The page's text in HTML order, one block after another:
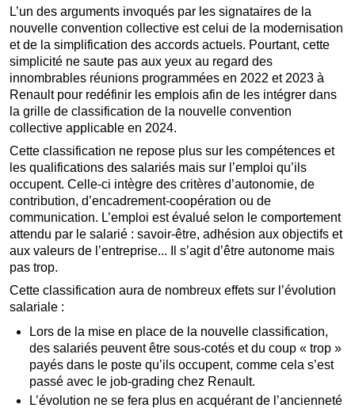
L’un des arguments invoqués par les signataires de la
nouvelle convention collective est celui de la modernisation
et de la simplification des accords actuels. Pourtant, cette
simplicité ne saute pas aux yeux au regard des
innombrables réunions programmées en 2022 et 2023 à
Renault pour redéfinir les emplois afin de les intégrer dans
la grille de classification de la nouvelle convention
collective applicable en 2024.
Cette classification ne repose plus sur les compétences et
les qualifications des salariés mais sur l’emploi qu’ils
occupent. Celle-ci intègre des critères d’autonomie, de
contribution, d’encadrement-coopération ou de
communication. L’emploi est évalué selon le comportement
attendu par le salarié : savoir-être, adhésion aux objectifs et
aux valeurs de l’entreprise... Il s’agit d’être autonome mais
pas trop.
Cette classification aura de nombreux effets sur l’évolution
salariale :
Lors de la mise en place de la nouvelle classification,
des salariés peuvent être sous-cotés et du coup « trop »
payés dans le poste qu’ils occupent, comme cela s’est
passé avec le job-grading chez Renault.
L’évolution ne se fera plus en acquérant de l’ancienneté